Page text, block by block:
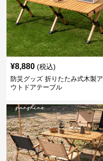
¥8,880 (税込)
防災グッズ 折りたたみ式木製ア
ウトドアテーブル